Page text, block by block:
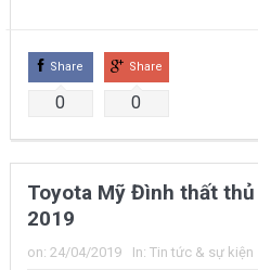
Share
0
Share
0
Toyota Mỹ Đình thất
2019
on: 24/04/2019 In: Tin tức & sự kiện